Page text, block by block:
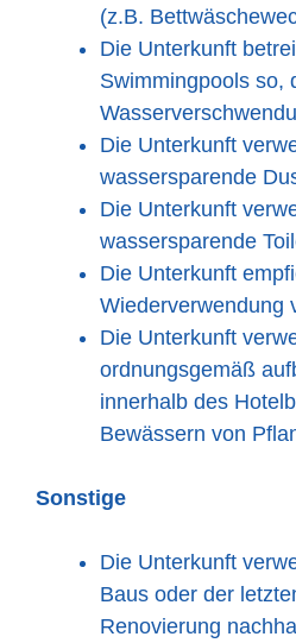
(z.B.
Die Unterkunft
Swimmingpools so,
Die Unterkunft
wassersparende
Die Unterkunft
wassersparende
Die Unterkunft
Wiederverwendung
Die Unterkunft
ordnungsgemäß
innerhalb des
Bewässern von
Sonstige
Die Unterkunft
Baus oder der
Renovierung